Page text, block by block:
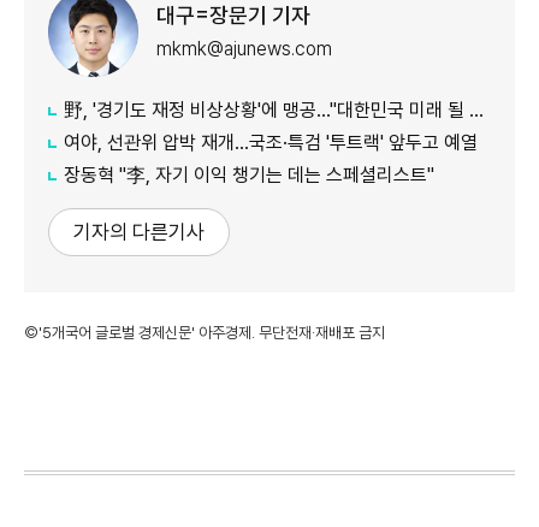
대구=장문기 기자
mkmk@ajunews.com
野, '경기도 재정 비상상황'에 맹공…"대한민국 미래 될 수도"
여야, 선관위 압박 재개…국조·특검 '투트랙' 앞두고 예열
장동혁 "李, 자기 이익 챙기는 데는 스페셜리스트"
기자의 다른기사
©'5개국어 글로벌 경제신문' 아주경제. 무단전재·재배포 금지